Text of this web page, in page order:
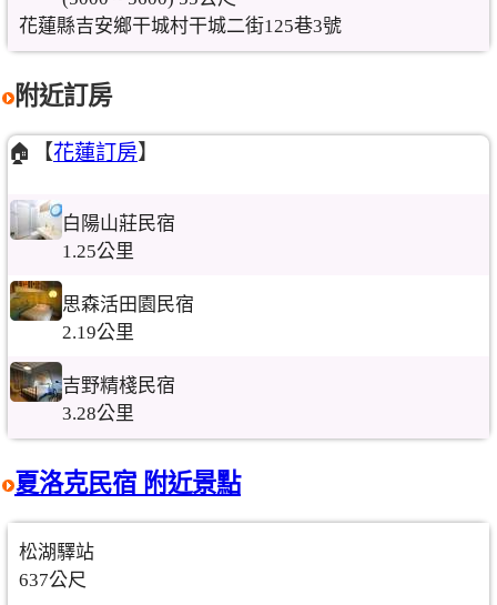
花蓮縣吉安鄉干城村干城二街125巷3號
附近訂房
🏠【花蓮訂房】
白陽山莊民宿
1.25公里
思森活田園民宿
2.19公里
吉野精棧民宿
3.28公里
夏洛克民宿 附近景點
松湖驛站
637公尺